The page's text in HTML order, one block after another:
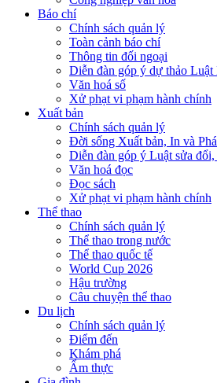
Báo chí
Chính sách quản lý
Toàn cảnh báo chí
Thông tin đối ngoại
Diễn đàn góp ý dự thảo
Văn hoá số
Xử phạt vi phạm hành chính
Xuất bản
Chính sách quản lý
Đời sống Xuất bản, In và
Diễn đàn góp ý Luật sửa
Văn hoá đọc
Đọc sách
Xử phạt vi phạm hành chính
Thể thao
Chính sách quản lý
Thể thao trong nước
Thể thao quốc tế
World Cup 2026
Hậu trường
Câu chuyện thể thao
Du lịch
Chính sách quản lý
Điểm đến
Khám phá
Ẩm thực